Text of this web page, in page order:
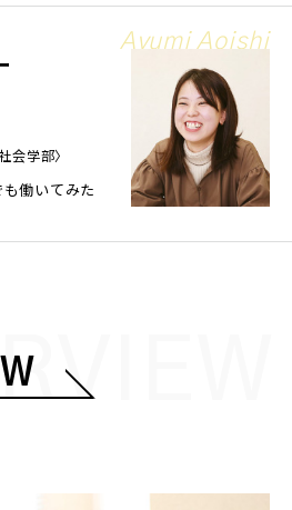
Ayumi Aoishi
会学部〉
働いてみた